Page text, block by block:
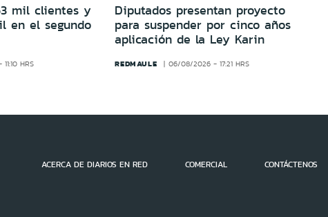
mil clientes y
en el segundo
HRS
Diputados presentan proyecto
para suspender por cinco años
aplicación de la Ley Karin
REDMAULE 06/08/2026 - 17:21 HRS
ACERCA DE DIARIOS EN RED COMERCIAL CONTÁCTENOS